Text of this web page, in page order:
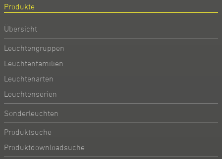
Produkte
Übersicht
Leuchtengruppen
Leuchtenfamilien
Leuchtenarten
Leuchtenserien
Sonderleuchten
Produktsuche
Produktdownloadsuche